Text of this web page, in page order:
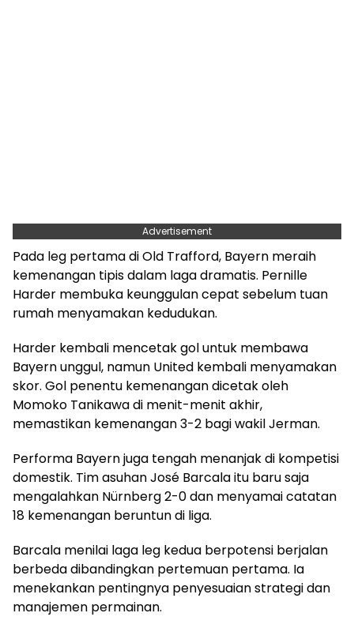
Advertisement
Pada leg pertama di Old Trafford, Bayern meraih
kemenangan tipis dalam laga dramatis. Pernille
Harder membuka keunggulan cepat sebelum tuan
rumah menyamakan kedudukan.
Harder kembali mencetak gol untuk membawa
Bayern unggul, namun United kembali menyamakan
skor. Gol penentu kemenangan dicetak oleh
Momoko Tanikawa di menit-menit akhir,
memastikan kemenangan 3-2 bagi wakil Jerman.
Performa Bayern juga tengah menanjak di kompetisi
domestik. Tim asuhan José Barcala itu baru saja
mengalahkan Nürnberg 2-0 dan menyamai catatan
18 kemenangan beruntun di liga.
Barcala menilai laga leg kedua berpotensi berjalan
berbeda dibandingkan pertemuan pertama. Ia
menekankan pentingnya penyesuaian strategi dan
manajemen permainan.